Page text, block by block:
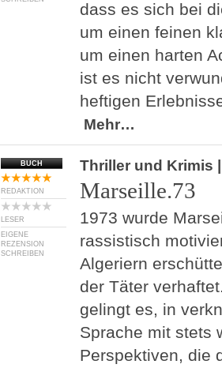
dass es sich bei
um einen feinen
um einen harten
ist es nicht
heftigen
Mehr…
BUCH
REDAKTION
LESER
EIGENE
REZENSION
SCHREIBEN
Thriller und Krimis
Marseille.73
1973 wurde
rassistisch
Algeriern
der Täter
gelingt es, in
Sprache mit stets
Perspektiven, die